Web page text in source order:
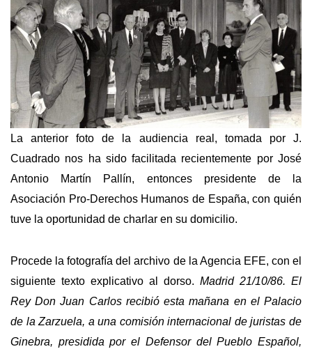
La anterior foto de la audiencia real, tomada por J.
Cuadrado nos ha sido facilitada recientemente por José
Antonio Martín Pallín, entonces presidente de la
Asociación Pro-Derechos Humanos de España, con quién
tuve la oportunidad de charlar en su domicilio.
Procede la fotografía del archivo de la Agencia EFE, con el
siguiente texto explicativo al dorso. Madrid 21/10/86. El
Rey Don Juan Carlos recibió esta mañana en el Palacio
de la Zarzuela, a una comisión internacional de juristas de
Ginebra, presidida por el Defensor del Pueblo Español,